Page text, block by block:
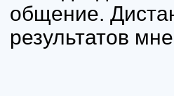
общение.
результатов